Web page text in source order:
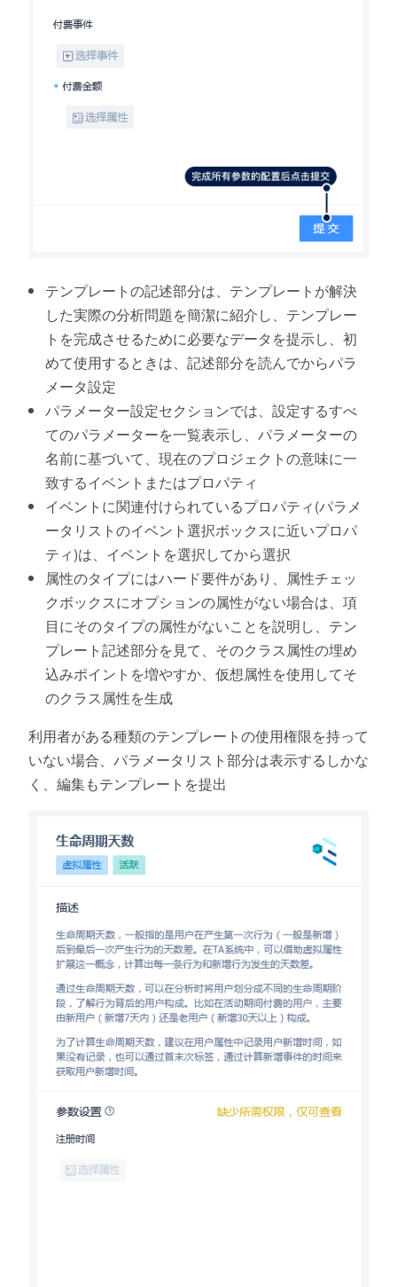
テンプレートの記述部分は、テンプレートが解決
した実際の分析問題を簡潔に紹介し、テンプレー
トを完成させるために必要なデータを提示し、初
めて使用するときは、記述部分を読んでからパラ
メータ設定
パラメーター設定セクションでは、設定するすべ
てのパラメーターを一覧表示し、パラメーターの
名前に基づいて、現在のプロジェクトの意味に一
致するイベントまたはプロパティ
イベントに関連付けられているプロパティ(パラメ
ータリストのイベント選択ボックスに近いプロパ
ティ)は、イベントを選択してから選択
属性のタイプにはハード要件があり、属性チェッ
クボックスにオプションの属性がない場合は、項
目にそのタイプの属性がないことを説明し、テン
プレート記述部分を見て、そのクラス属性の埋め
込みポイントを増やすか、仮想属性を使用してそ
のクラス属性を生成
利用者がある種類のテンプレートの使用権限を持って
いない場合、パラメータリスト部分は表示するしかな
く、編集もテンプレートを提出